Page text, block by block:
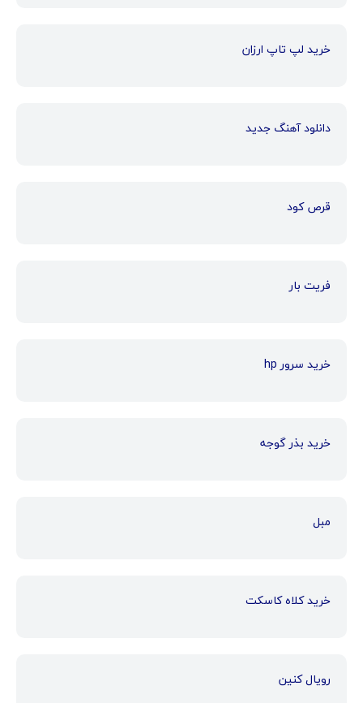
خرید لپ تاپ ارزان
دانلود آهنگ جدید
قرص کود
فریت بار
خرید سرور hp
خرید بذر گوجه
مبل
خرید کلاه کاسکت
رویال کنین